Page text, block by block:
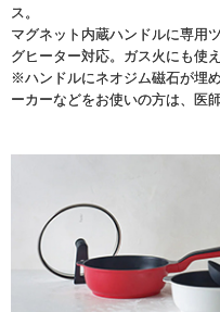
ス。
マグネット内蔵ハンドルに専用
グヒーター対応。ガス火にも使え
※ハンドルにネオジム磁石が埋
ーカーなどをお使いの方は、医